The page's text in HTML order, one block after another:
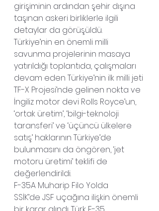
girişiminin ardından şehir dışına
taşınan askeri birliklerle ilgili
detaylar da görüşüldü.
Türkiye’nin en önemli milli
savunma projelerinin masaya
yatırıldığı toplantıda, çalışmaları
devam eden Türkiye’nin ilk milli jeti
TF-X Projesi’nde gelinen nokta ve
İngiliz motor devi Rolls Royce’un,
‘ortak üretim’, ‘bilgi-teknoloji
taransferi’ ve ‘üçüncü ülkelere
satış’ haklarının Türkiye’de
bulunmasını da öngören, ‘jet
motoru üretimi’ teklifi de
değerlendirildi.
F-35A Muharip Filo Yolda
SSİK’de JSF uçağına ilişkin önemli